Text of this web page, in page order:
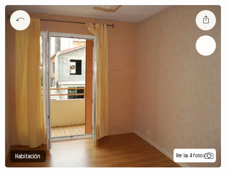
Habitación Ver las 4 fotos